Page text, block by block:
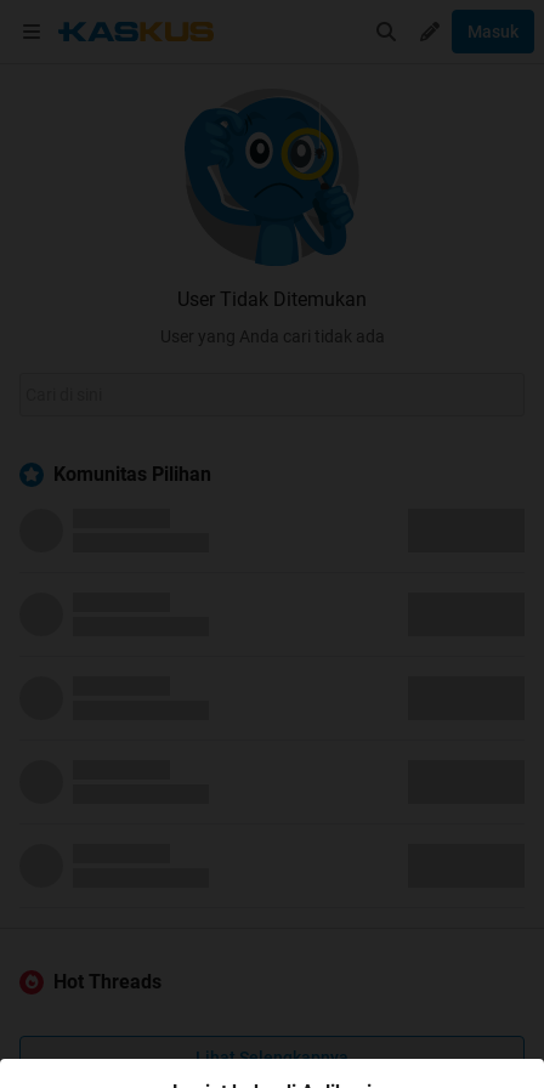
Masuk
User Tidak Ditemukan
User yang Anda cari tidak ada
Komunitas Pilihan
Hot Threads
Lihat Selengkapnya